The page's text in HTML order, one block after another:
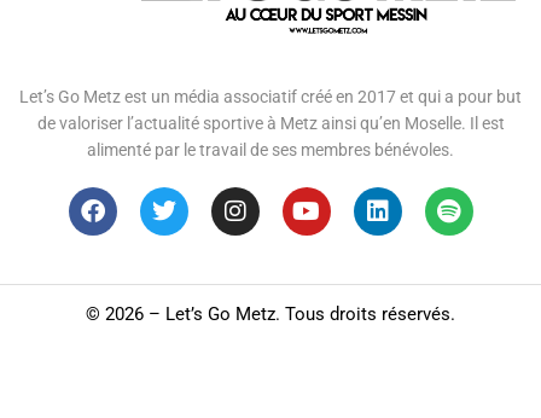
Let’s Go Metz est un média associatif créé en 2017 et qui a pour but
de valoriser l’actualité sportive à Metz ainsi qu’en Moselle. Il est
alimenté par le travail de ses membres bénévoles.
© 2026 – Let’s Go Metz. Tous droits réservés.